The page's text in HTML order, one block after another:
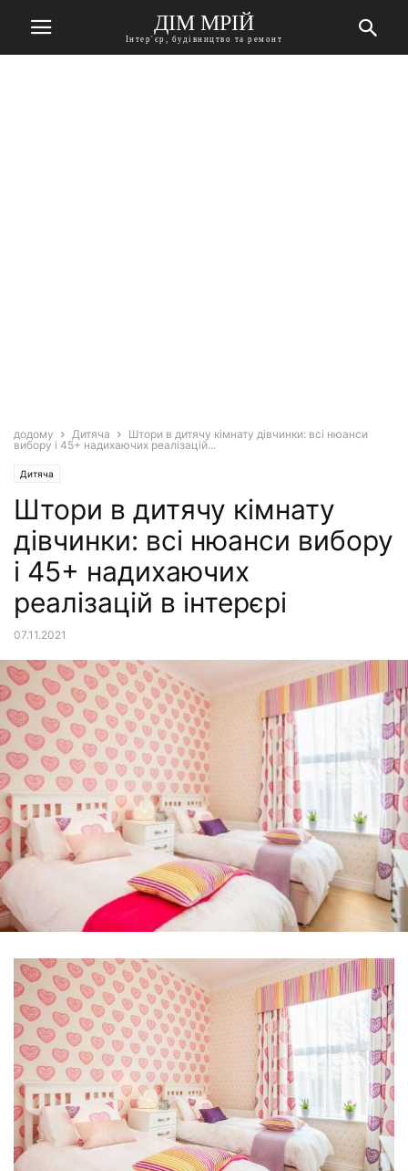
ДІМ МРІЙ
Інтер'єр, будівництво та ремонт
додому Дитяча
Штори в дитячу кімнату дівчинки: всі нюанси
вибору і 45+ надихаючих реалізацій...
Дитяча
Штори в дитячу кімнату
дівчинки: всі нюанси вибору
і 45+ надихаючих
реалізацій в інтерєрі
07.11.2021